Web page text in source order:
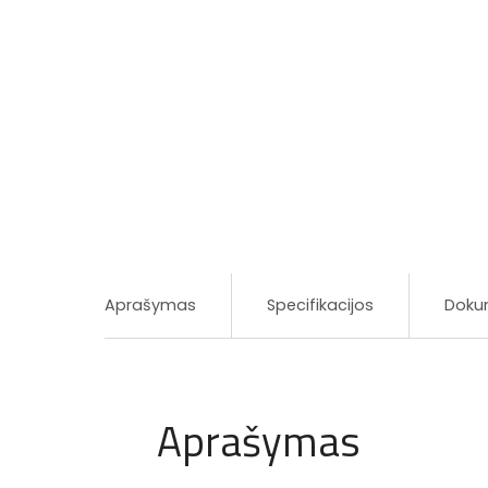
Aprašymas Specifikacijos
Aprašymas